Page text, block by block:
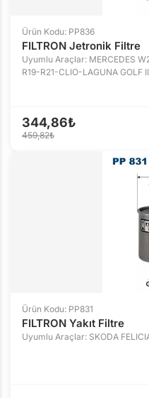
Ürün Kodu: PP836
FILTRON Jetronik Filtre
Uyumlu Araçlar: MERCEDES
R19-R21-CLIO-LAGUNA GOLF
344,86₺
459,82₺
Ürün Kodu: PP831
FILTRON Yakıt Filtre
Uyumlu Araçlar: SKODA